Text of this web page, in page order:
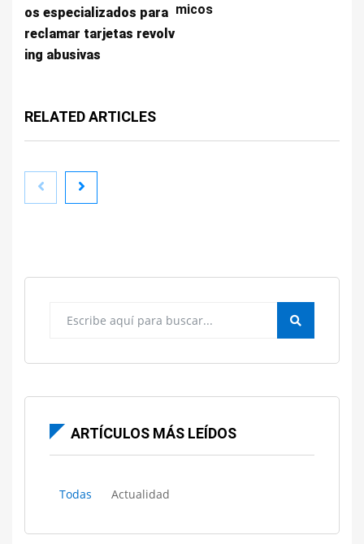
os especializados para
reclamar tarjetas revolv
ing abusivas
micos
RELATED ARTICLES
consultas a abogados de extranjería en Sevilla
ARTÍCULOS MÁS LEÍDOS
Todas Actualidad